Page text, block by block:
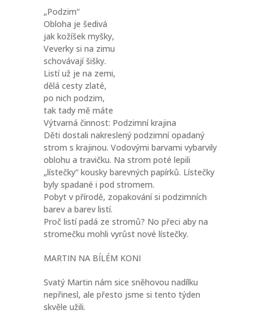
INSTAGRAM
„Podzim“
Obloha je šedivá
jak kožíšek myšky,
Veverky si na zimu
schovávají šišky.
Listí už je na zemi,
dělá cesty zlaté,
po nich podzim,
tak tady mě máte
Výtvarná činnost: Podzimní krajina
Děti dostali nakreslený podzimní opadaný
strom s krajinou. Vodovými barvami vybarvily
oblohu a travičku. Na strom poté lepili
„lístečky“ kousky barevných papírků. Lístečky
byly spadané i pod stromem.
Pobyt v přírodě, zopakování si podzimních
barev a barev listí.
Proč listí padá ze stromů? No přeci aby na
stromečku mohli vyrůst nové lístečky.
MARTIN NA BÍLÉM KONI
Svatý Martin nám sice sněhovou nadílku
nepřinesl, ale přesto jsme si tento týden
skvěle užili.